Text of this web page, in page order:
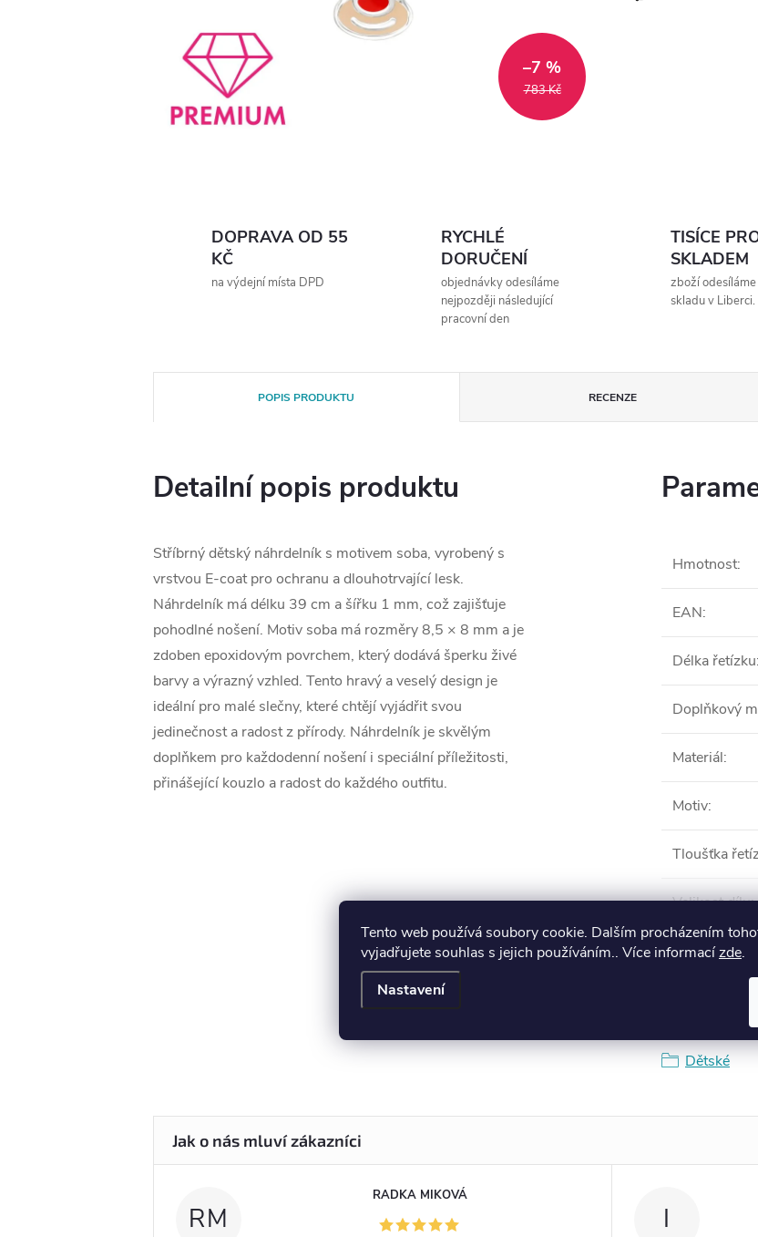
Tento web používá soubory cookie. Dalším procházením
vyjadřujete souhlas s jejich používáním.. Více informacízde.
Nastavení
783 Kč
–7 %
DOPRAVA OD 55
KČ
na výdejní místa DPD
RYCHLÉ
DORUČENÍ
objednávky odesíláme
nejpozději následující
pracovní den
TISÍCE
SKLADEM
zboží
skladu v Liberci.
POPIS PRODUKTU RECENZE
Detailní popis produktu
Stříbrný dětský náhrdelník s motivem soba, vyrobený s
vrstvou E-coat pro ochranu a dlouhotrvající lesk.
Náhrdelník má délku 39 cm a šířku 1 mm, což zajišťuje
pohodlné nošení. Motiv soba má rozměry 8,5 × 8 mm a je
zdoben epoxidovým povrchem, který dodává šperku živé
barvy a výrazný vzhled. Tento hravý a veselý design je
ideální pro malé slečny, které chtějí vyjádřit svou
jedinečnost a radost z přírody. Náhrdelník je skvělým
doplňkem pro každodenní nošení i speciální příležitosti,
přinášející kouzlo a radost do každého outfitu.
Hmotnost:
EAN:
Délka řetízku:
Doplňkový
Materiál:
Motiv:
Tloušťka
Velikost dílu:
Produkt
Dětské
RM
RADKA MIKOVÁ
I